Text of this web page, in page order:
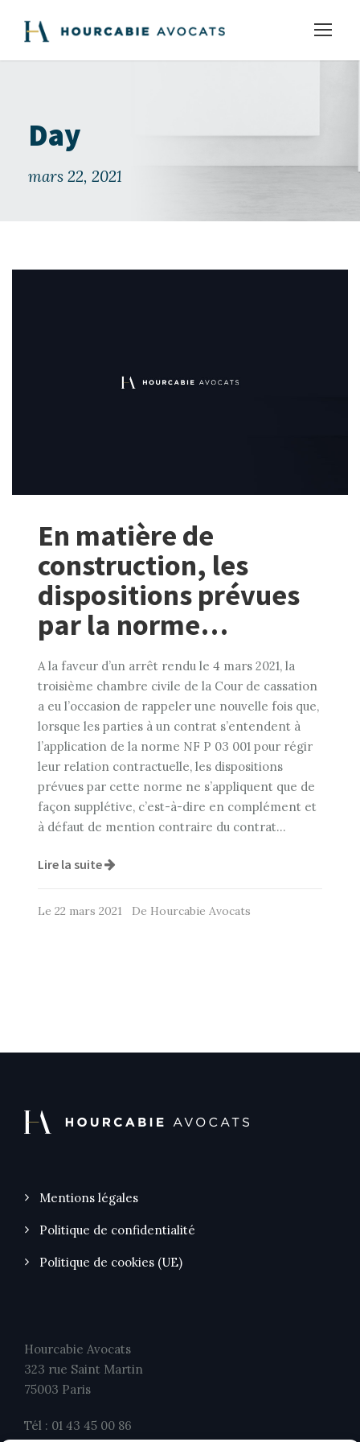
Day
mars 22, 2021
En matière de
construction, les
dispositions prévues
par la norme…
A la faveur d’un arrêt rendu le 4 mars 2021, la
troisième chambre civile de la Cour de cassation
a eu l’occasion de rappeler une nouvelle fois que,
lorsque les parties à un contrat s’entendent à
l’application de la norme NF P 03 001 pour régir
leur relation contractuelle, les dispositions
prévues par cette norme ne s’appliquent que de
façon supplétive, c’est-à-dire en complément et
à défaut de mention contraire du contrat…
Lire la suite
Le 22 mars 2021 De Hourcabie Avocats
Mentions légales
Politique de confidentialité
Politique de cookies (UE)
Hourcabie Avocats
323 rue Saint Martin
75003 Paris
Tél : 01 43 45 00 86